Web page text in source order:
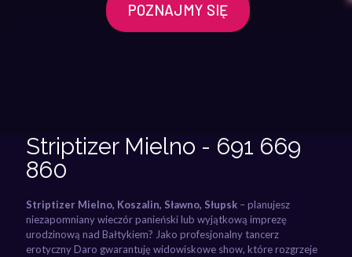
POZNAJMY SIĘ
Striptizer Mielno - 691 669
860
Striptizer Mielno, Koszalin, Sławno, Słupsk – planujesz
niezapomniany wieczór panieński lub wyjątkową imprezę
urodzinową nad Bałtykiem? Jako profesjonalny tancerz
erotyczny Daro gwarantuję widowiskowe show, które rozgrzeje